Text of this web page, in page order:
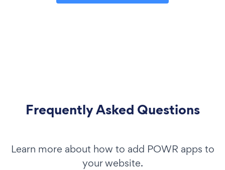
Frequently Asked Questions
Learn more about how to add POWR apps to
your website.